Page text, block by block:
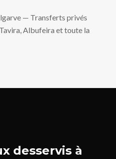
— Transferts privés
Albufeira et toute la
desservis à